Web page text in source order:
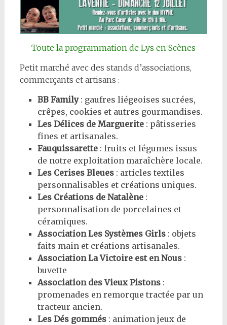
Toute la programmation de Lys en Scènes
Petit marché avec des stands d’associations,
commerçants et artisans :
BB Family: gaufres liégeoises sucrées,
crêpes, cookies et autres gourmandises.
Les Délices de Marguerite: pâtisseries
fines et artisanales.
Fauquissarette: fruits et légumes issus
de notre exploitation maraîchère locale.
Les Cerises Bleues: articles textiles
personnalisables et créations uniques.
Les Créations de Natalène:
personnalisation de porcelaines et
céramiques.
Association Les Systèmes Girls: objets
faits main et créations artisanales.
Association La Victoire est en Nous:
buvette
Association des Vieux Pistons:
promenades en remorque tractée par un
tracteur ancien.
Les Dés gommés : animation jeux de